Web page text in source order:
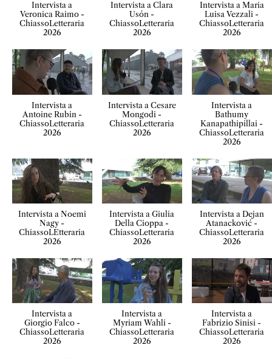
Intervista a
Veronica Raimo -
ChiassoLetteraria
2026
Intervista a Clara
Usón -
ChiassoLetteraria
2026
Intervista a Maria
Luisa Vezzali -
ChiassoLetteraria
2026
Intervista a
Antoine Rubin -
ChiassoLetteraria
2026
Intervista a Cesare
Mongodi -
ChiassoLetteraria
2026
Intervista a
Bathumy
Kanapathipillai -
ChiassoLetteraria
2026
Intervista a Noemi
Nagy -
ChiassoLEtteraria
2026
Intervista a Giulia
Della Cioppa -
ChiassoLetteraria
2026
Intervista a Dejan
Atanacković -
ChiassoLetteraria
2026
Intervista a
Giorgio Falco -
ChiassoLetteraria
2026
Intervista a
Myriam Wahli -
ChiassoLetteraria
2026
Intervista a
Fabrizio Sinisi -
ChiassoLetteraria
2026